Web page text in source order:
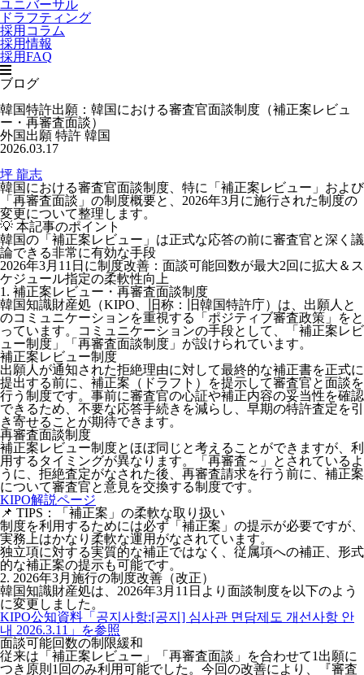
ユニバーサル
ドラフティング
採用コラム
採用情報
採用FAQ
ブログ
韓国特許出願：韓国における審査官面談制度（補正案レビュ
ー・再審査面談）
外国出願 特許 韓国
2026.03.17
坪 龍志
韓国における審査官面談制度、特に「補正案レビュー」および
「再審査面談」の制度概要と、2026年3月に施行された制度の
変更について整理します。
💡 本記事のポイント
韓国の「補正案レビュー」は正式な応答の前に審査官と深く議
論できる非常に有効な手段
2026年3月11日に制度改善：面談可能回数が最大2回 に拡大＆ス
ケジュール指定の柔軟性向上
1. 補正案レビュー・再審査面談制度
韓国知識財産処（KIPO、旧称：旧韓国特許庁）は、出願人と
のコミュニケーションを重視する「ポジティブ審査政策」をと
っています。コミュニケーションの手段として、「 補正案レビ
ュー制度 」「 再審査面談制度 」が設けられています。
補正案レビュー制度
出願人が通知された拒絶理由に対して最終的な補正書を正式に
提出する前に、補正案（ドラフト）を提示して審査官と面談を
行う制度です。事前に審査官の心証や補正内容の妥当性を確認
できるため、不要な応答手続きを減らし、早期の特許査定を引
き寄せることが期待できます。
再審査面談制度
補正案レビュー制度とほぼ同じと考えることができますが、利
用するタイミングが異なります。「再審査～」とされているよ
うに、 拒絶査定がなされた後、再審査請求を行う前に、補正案
について審査官と意見を交換する制度です。
KIPO解説ページ
📌 TIPS：「補正案」の柔軟な取り扱い
制度を利用するためには必ず「補正案」の提示が必要ですが、
実務上はかなり柔軟な運用がなされています。
独立項に対する実質的な補正ではなく、従属項への補正、形式
的な補正案の提示も可能です。
2. 2026年3月施行の制度改善（改正）
韓国知識財産処は、 2026年3月11日より面談制度を以下のよう
に変更 しました。
KIPO公知資料「공지사항:[공지] 심사관 면담제도 개선사항 안
내 2026.3.11」を参照
面談可能回数の制限緩和
従来は「補正案レビュー」「再審査面談」を合わせて1出願に
つき原則1回のみ利用可能でした。今回の改善により、『審査